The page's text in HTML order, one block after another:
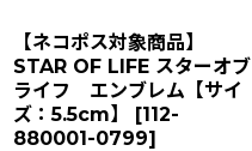
【ネコポス対象商品】
STAR OF LIFE スターオブ
ライフ エンブレム【サイ
ズ：5.5cm】
[112-
880001-0799]